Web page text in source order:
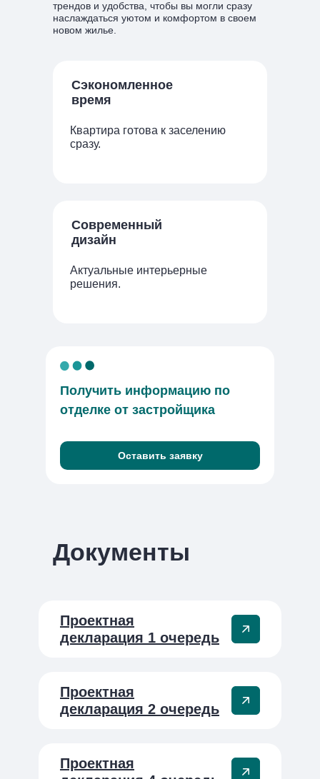
трендов и удобства, чтобы вы могли сразу
наслаждаться уютом и комфортом в своем
новом жилье.
Современный
дизайн
Актуальные интерьерные
решения.
Сэкономленное
время
Квартира готова к заселению
сразу.
Оставить заявку
Получить информацию по
отделке от застройщика
Документы
Проектная
декларация 1 очередь
Проектная
Проектная
декларация 2 очередь